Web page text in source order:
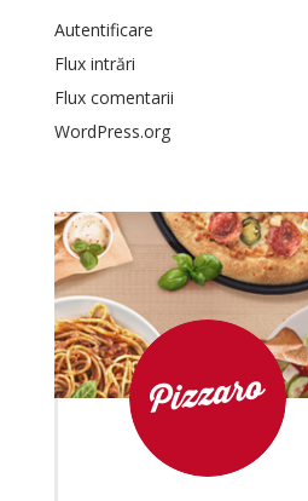
Autentificare
Flux intrări
Flux comentarii
WordPress.org